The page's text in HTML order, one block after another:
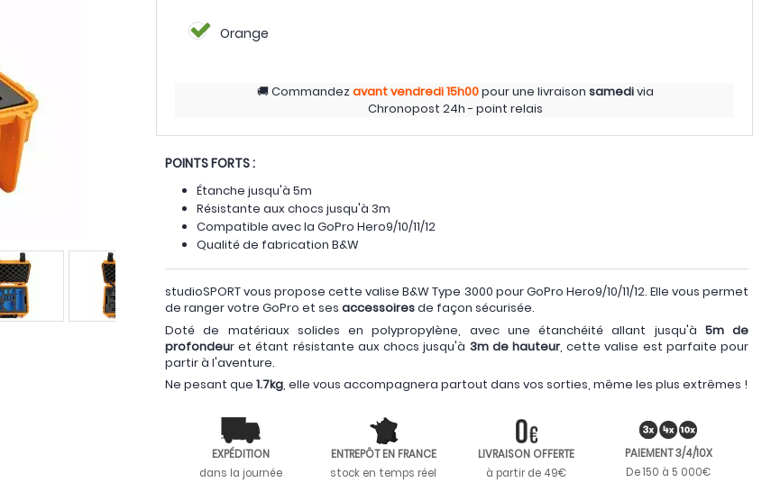
Orange
Commandezavant vendredi15h00pour une livraison samedivia
Chronopost 24h - point relais
POINTS FORTS :
Étanche jusqu'à 5m
Résistante aux chocs jusqu'à 3m
Compatible avec la GoPro Hero9/10/11/12
Qualité de fabrication B&W
studioSPORT vous propose cette valise B&W Type 3000 pour GoPro Hero9/10/11/12. Elle vous permet
de ranger votre GoPro et ses accessoiresde façon sécurisée.
Doté de matériaux solides en polypropylène, avec une étanchéité allant jusqu'à 5m de
profondeur et étant résistante aux chocs jusqu'à 3m de hauteur, cette valise est parfaite pour
partir à l'aventure.
Ne pesant que 1.7kg, elle vous accompagnera partout dans vos sorties, même les plus extrêmes !
EXPÉDITION
dans la journée
ENTREPÔT EN FRANCE
stock en temps réel
LIVRAISON OFFERTE
à partir de 49€
PAIEMENT 3/4/10X
De 150 à 5 000€